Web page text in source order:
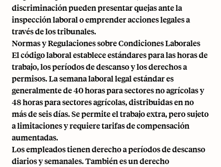
discriminación pueden presentar quejas ante la
inspección laboral o emprender acciones legales a
través de los tribunales.
Normas y Regulaciones sobre Condiciones Laborales
El código laboral establece estándares para las horas de
trabajo, los períodos de descanso y los derechos a
permisos. La semana laboral legal estándar es
generalmente de 40 horas para sectores no agrícolas y
48 horas para sectores agrícolas, distribuidas en no
más de seis días. Se permite el trabajo extra, pero sujeto
a limitaciones y requiere tarifas de compensación
aumentadas.
Los empleados tienen derecho a períodos de descanso
diarios y semanales. También es un derecho